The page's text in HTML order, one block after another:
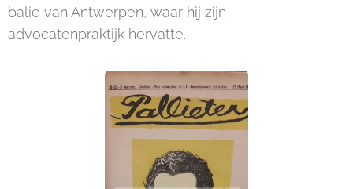
balie van Antwerpen, waar hij zijn
advocatenpraktijk hervatte.